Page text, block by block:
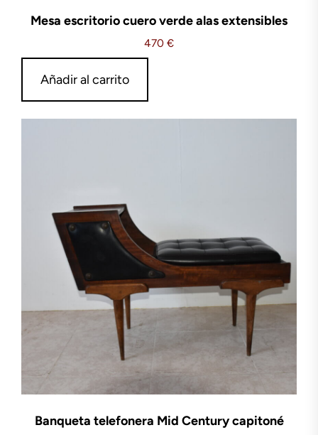
Mesa escritorio cuero verde alas extensibles
470 €
Añadir al carrito
Banqueta telefonera Mid Century capitoné